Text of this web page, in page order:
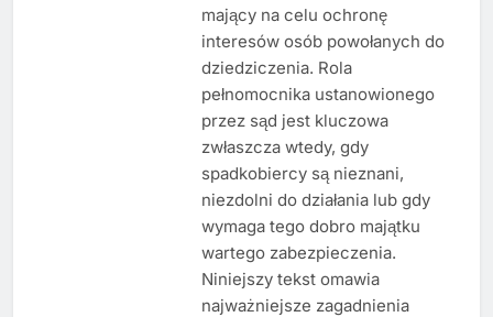
mający na celu ochronę
interesów osób powołanych do
dziedziczenia. Rola
pełnomocnika ustanowionego
przez sąd jest kluczowa
zwłaszcza wtedy, gdy
spadkobiercy są nieznani,
niezdolni do działania lub gdy
wymaga tego dobro majątku
wartego zabezpieczenia.
Niniejszy tekst omawia
najważniejsze zagadnienia